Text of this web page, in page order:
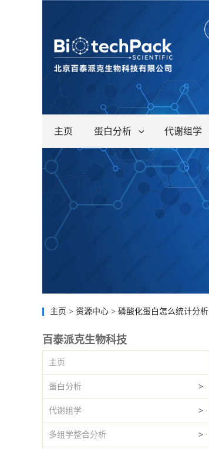
主页 蛋白分析 代谢组学
主页 > 资源中心 > 磷酸化蛋白怎么统计分析
百泰派克生物科技
主页
蛋白分析 >
代谢组学 >
多组学整合分析 >